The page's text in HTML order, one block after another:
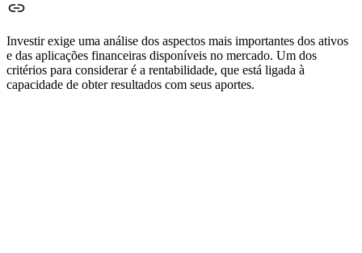
Investir exige uma análise dos aspectos mais importantes dos ativos
e das aplicações financeiras disponíveis no mercado. Um dos
critérios para considerar é a rentabilidade, que está ligada à
capacidade de obter resultados com seus aportes.